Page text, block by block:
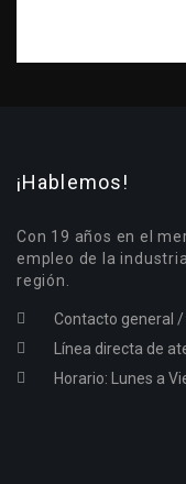
¡Hablemos!
Con 19 años en el
empleo de la
región.
Contacto general
Línea directa de
Horario: Lunes a